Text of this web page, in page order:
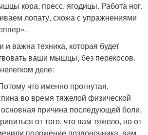
кора, пресс, ягодицы. Работа ног,
лопату, схожа с упражнениями
и важна техника, которая будет
ваши мышцы, без перекосов.
деле:
что именно прогнутая,
во время тяжелой физической
основная причина последующей боли.
от того, что вам тяжело, но от
положение позвоночника, вам